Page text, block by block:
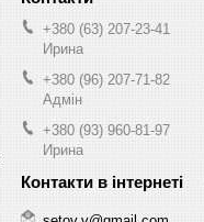
+380 (63) 207-23-41
Ирина
+380 (96) 207-71-82
Адмін
+380 (93) 960-81-97
Ирина